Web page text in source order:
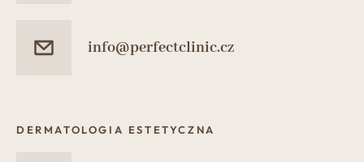
info@perfectclinic.cz
DERMATOLOGIA ESTETYCZNA